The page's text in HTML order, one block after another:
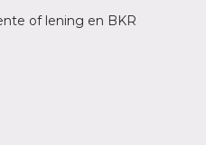
of lening en BKR